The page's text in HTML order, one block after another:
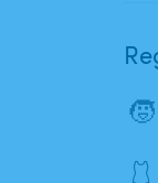
🧒
🩱